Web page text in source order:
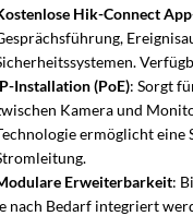
Hik-Connect
Installation (PoE): Sorgt
Kamera und
ermöglicht eine
Erweiterbarkeit:
nach Bedarf integriert